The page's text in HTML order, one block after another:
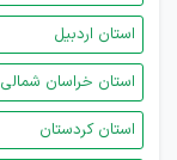
استان اردبیل
استان خراسان شمالی
استان کردستان